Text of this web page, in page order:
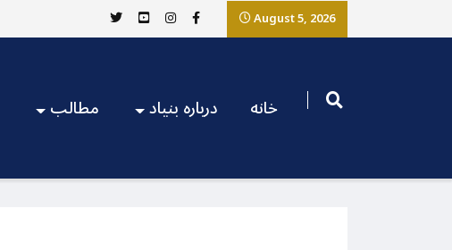
August 5, 2026
مطالب درباره بنیاد خانه